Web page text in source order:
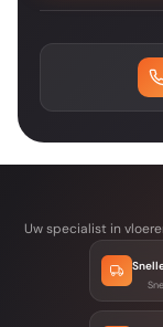
Uw specialist in